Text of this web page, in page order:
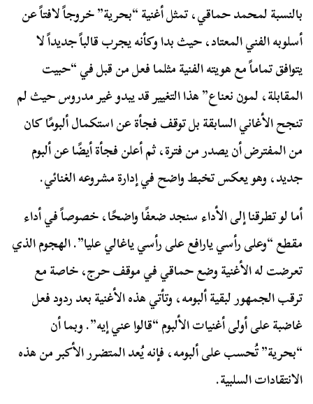
بالنسبة لمحمد حماقي، تمثل أغنية “بحرية” خروجاً لافتاً عن
أسلوبه الفني المعتاد، حيث بدا وكأنه يجرب قالباً جديداً لا
يتوافق تماماً مع هويته الفنية مثلما فعل من قبل في “حبيت
المقابلة، لمون نعناع” هذا التغيير قد يبدو غير مدروس حيث لم
تنجح الأغاني السابقة بل توقف فجأة عن استكمال ألبومًا كان
من المفترض أن يصدر من فترة، ثم أعلن فجأة أيضًا عن ألبوم
جديد، وهو يعكس تخبط واضح في إدارة مشروعه الغنائي.
أما لو تطرقنا إلى الأداء سنجد ضعفًا واضحًا، خصوصاً في أداء
مقطع “وعلى رأسي يارافع على رأسي ياغالي عليا”. الهجوم الذي
تعرضت له الأغنية وضع حماقي في موقف حرج، خاصة مع
ترقب الجمهور لبقية ألبومه، وتأتي هذه الأغنية بعد ردود فعل
غاضبة على أولى أغنيات الألبوم “قالوا عني إيه”. وبما أن
“بحرية” تُحسب على ألبومه، فإنه يُعد المتضرر الأكبر من هذه
الانتقادات السلبية.